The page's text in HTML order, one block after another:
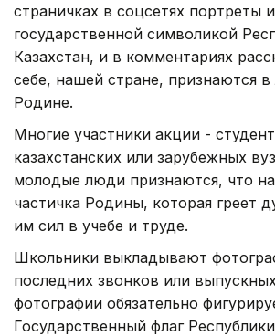
страничках в соцсетях портреты
государственной символикой
Казахстан, и в комментариях
себе, нашей стране, признаются
Родине.
Многие участники акции -
казахстанских или зарубежных
молодые люди признаются, что
частичка Родины, которая греет
им сил в учебе и труде.
Школьники выкладывают
последних звонков или
фотографии обязательно
Государственный флаг